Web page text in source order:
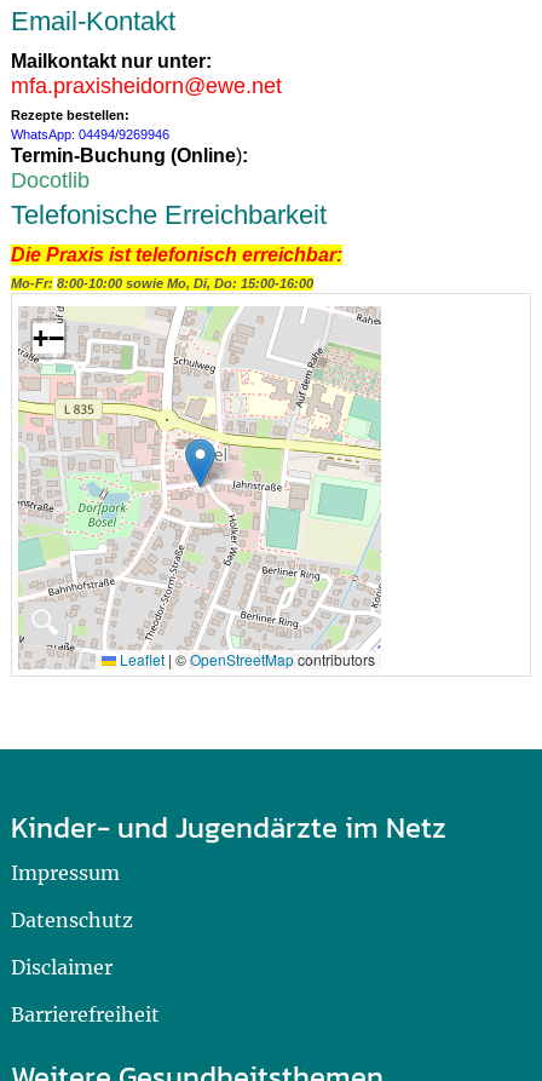
Email-Kontakt
Mailkontakt nur unter:
mfa.praxisheidorn@ewe.net
Rezepte bestellen:
WhatsApp: 04494/9269946
Termin-Buchung (Online):
Docotlib
Telefonische Erreichbarkeit
Die Praxis ist telefonisch erreichbar:
Mo-Fr: 8:00-10:00 sowie Mo, Di, Do: 15:00-16:00
🔍
+−
Leaflet | ©OpenStreetMapcontributors
Kinder- und Jugendärzte im Netz
Impressum
Datenschutz
Disclaimer
Barrierefreiheit